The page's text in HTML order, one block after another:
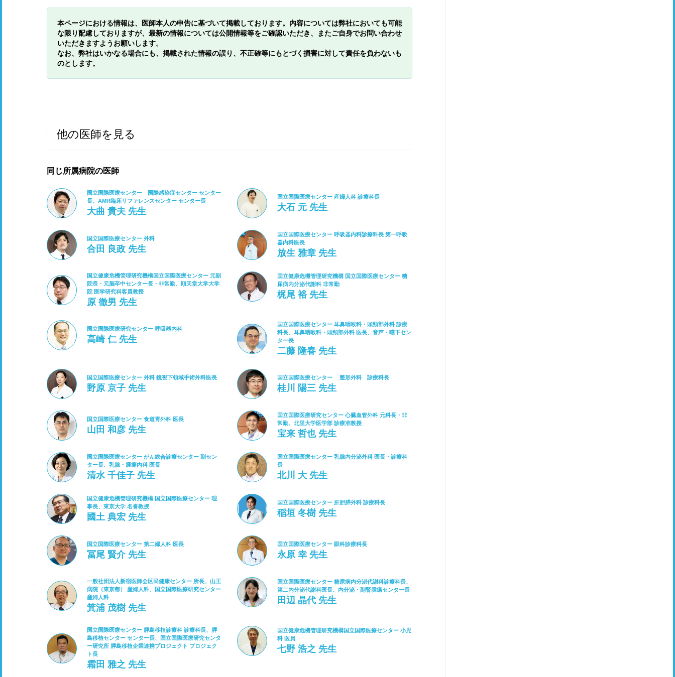
本ページにおける情報は、医師本人の申告に基づいて掲載しております。内容については弊社においても可能
な限り配慮しておりますが、最新の情報については公開情報等をご確認いただき、またご自身でお問い合わせ
いただきますようお願いします。
なお、弊社はいかなる場合にも、掲載された情報の誤り、不正確等にもとづく損害に対して責任を負わないも
のとします。
他の医師を見る
同じ所属病院の医師
国立国際医療センター 国際感染症センター センター
長、AMR臨床リファレンスセンター センター長
大曲 貴夫 先生
国立国際医療センター 産婦人科 診療科長
大石 元 先生
国立国際医療センター 外科
合田 良政 先生
国立国際医療センター 呼吸器内科診療科長 第一呼吸
器内科医長
放生 雅章 先生
国立健康危機管理研究機構国立国際医療センター 元副
院長・元脳卒中センター長・非常勤、順天堂大学大学
院 医学研究科客員教授
原 徹男 先生
国立健康危機管理研究機構 国立国際医療センター 糖
尿病内分泌代謝科 非常勤
梶尾 裕 先生
国立国際医療研究センター 呼吸器内科
高崎 仁 先生
国立国際医療センター 耳鼻咽喉科・頭頸部外科 診療
科長、耳鼻咽喉科・頭頸部外科 医長、音声・嚥下セン
ター長
二藤 隆春 先生
国立国際医療センター 外科 鏡視下領域手術外科医長
野原 京子 先生
国立国際医療センター 整形外科 診療科長
桂川 陽三 先生
国立国際医療センター 食道胃外科 医長
山田 和彦 先生
国立国際医療研究センター 心臓血管外科 元科長・非
常勤、北里大学医学部 診療准教授
宝来 哲也 先生
国立国際医療センター がん総合診療センター 副セン
ター長、乳腺・腫瘍内科 医長
清水 千佳子 先生
国立国際医療センター 乳腺内分泌外科 医長・診療科
長
北川 大 先生
国立健康危機管理研究機構 国立国際医療センター 理
事長、東京大学 名誉教授
國土 典宏 先生
国立国際医療センター 肝胆膵外科 診療科長
稲垣 冬樹 先生
国立国際医療センター 第二婦人科 医長
冨尾 賢介 先生
国立国際医療センター 眼科診療科長
永原 幸 先生
一般社団法人新宿医師会区民健康センター 所長、山王
病院（東京都） 産婦人科、国立国際医療研究センター
産婦人科
箕浦 茂樹 先生
国立国際医療センター 糖尿病内分泌代謝科診療科長、
第二内分泌代謝科医長、内分泌・副腎腫瘍センター長
田辺 晶代 先生
国立国際医療センター 膵島移植診療科 診療科長、膵
島移植センター センター長、国立国際医療研究センタ
ー研究所 膵島移植企業連携プロジェクト プロジェク
ト長
霜田 雅之 先生
国立健康危機管理研究機構国立国際医療センター 小児
科 医員
七野 浩之 先生